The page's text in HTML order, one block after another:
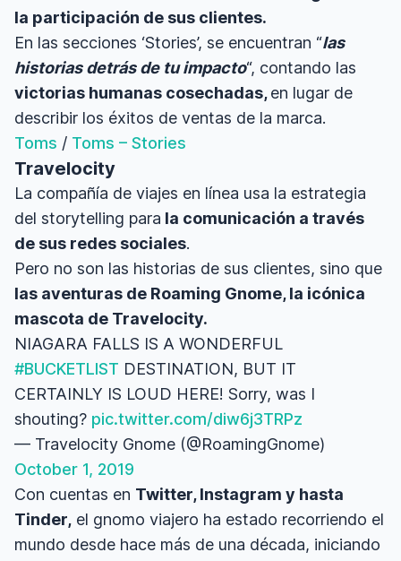
la participación de sus clientes.
En las secciones ‘Stories’, se encuentran “las
historias detrás de tu impacto“, contando las
victorias humanas cosechadas,en lugar de
describir los éxitos de ventas de la marca.
Toms / Toms – Stories
Travelocity
La compañía de viajes en línea usa la estrategia
del storytelling para la comunicación a través
de sus redes sociales.
Pero no son las historias de sus clientes, sino que
las aventuras de Roaming Gnome, la icónica
mascota de Travelocity.
NIAGARA FALLS IS A WONDERFUL
#BUCKETLIST DESTINATION, BUT IT
CERTAINLY IS LOUD HERE! Sorry, was I
shouting? pic.twitter.com/diw6j3TRPz
— Travelocity Gnome (@RoamingGnome)
October 1, 2019
Con cuentas en Twitter, Instagram y hasta
Tinder, el gnomo viajero ha estado recorriendo el
mundo desde hace más de una década, iniciando